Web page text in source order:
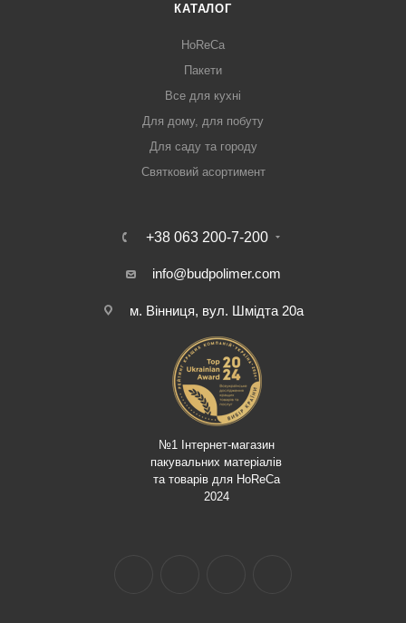
КАТАЛОГ
HoReCa
Пакети
Все для кухні
Для дому, для побуту
Для саду та городу
Святковий асортимент
+38 063 200-7-200
info@budpolimer.com
м. Вінниця, вул. Шмідта 20а
№1 Інтернет-магазин
пакувальних матеріалів
та товарів для HoReCa
2024